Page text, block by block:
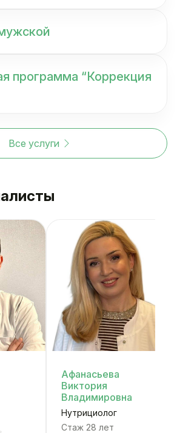
программа “Коррекция
Все услуги
Афанасьева
Виктория
Владимировна
Нутрициолог
Стаж 28 лет